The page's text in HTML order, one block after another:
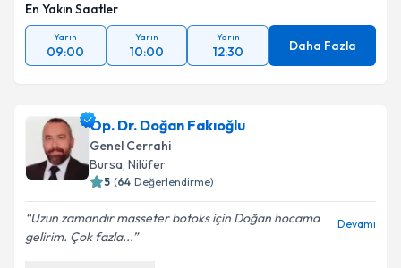
En Yakın Saatler
Yarın
09:00
Yarın
10:00
Yarın
12:30 Daha Fazla
Op. Dr. Doğan Fakıoğlu
Genel Cerrahi
Bursa, Nilüfer
5 (64 Değerlendirme)
Uzun zamandır masseter botoks için Doğan hocama
gelirim. Çok fazla...
Devamı